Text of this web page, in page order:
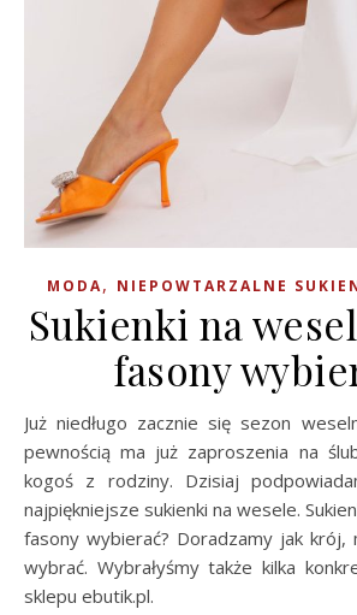
MODA, NIEPOWTARZALNE
Sukienki na
fasony
Już niedługo zacznie się sezon weselny. Część z Was z
pewnością ma już zaproszenia na
kogoś z rodziny. Dzisiaj
najpiękniejsze sukienki na wesele.
fasony wybierać? Doradzamy jak krój,
wybrać. Wybrałyśmy także kilka
sklepu ebutik.pl.